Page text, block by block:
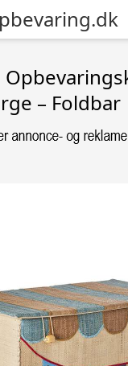
– Foldbar